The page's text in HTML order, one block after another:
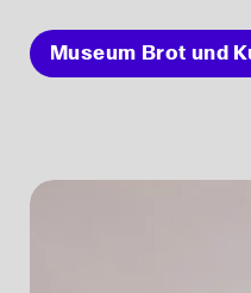
Museum Brot und